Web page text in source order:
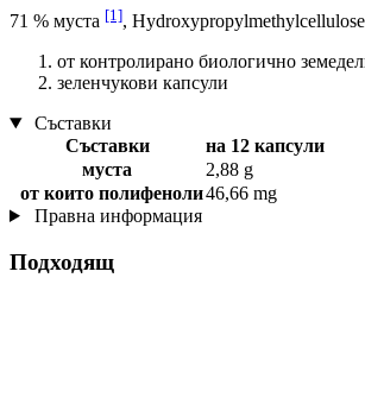
71 % муста [1], Hydroxypropylmethylcellulose
от контролирано биологично
зеленчукови капсули
Съставки
Съставки
на 12 капсули
муста
2,88 g
от които полифеноли46,66 mg
Правна информация
Подходящ